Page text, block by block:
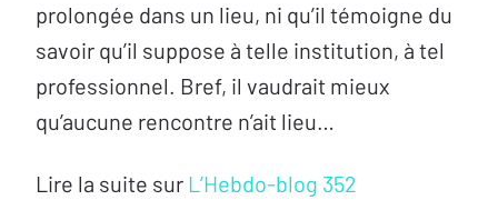
prolongée dans un lieu, ni qu’il témoigne du
savoir qu’il suppose à telle institution, à tel
professionnel. Bref, il vaudrait mieux
qu’aucune rencontre n’ait lieu…
Lire la suite sur L’Hebdo-blog 352